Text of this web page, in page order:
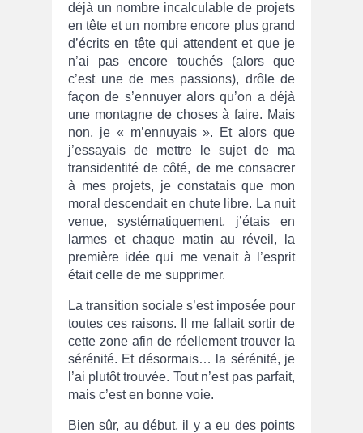
déjà un nombre incalculable de projets
en tête et un nombre encore plus grand
d’écrits en tête qui attendent et que je
n’ai pas encore touchés (alors que
c’est une de mes passions), drôle de
façon de s’ennuyer alors qu’on a déjà
une montagne de choses à faire. Mais
non, je « m’ennuyais ». Et alors que
j’essayais de mettre le sujet de ma
transidentité de côté, de me consacrer
à mes projets, je constatais que mon
moral descendait en chute libre. La nuit
venue, systématiquement, j’étais en
larmes et chaque matin au réveil, la
première idée qui me venait à l’esprit
était celle de me supprimer.
La transition sociale s’est imposée pour
toutes ces raisons. Il me fallait sortir de
cette zone afin de réellement trouver la
sérénité. Et désormais… la sérénité, je
l’ai plutôt trouvée. Tout n’est pas parfait,
mais c’est en bonne voie.
Bien sûr, au début, il y a eu des points